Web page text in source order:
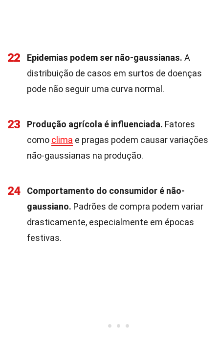
22 Epidemias podem ser não-gaussianas. A
distribuição de casos em surtos de doenças
pode não seguir uma curva normal.
23 Produção agrícola é influenciada. Fatores
como clima e pragas podem causar variações
não-gaussianas na produção.
24
Comportamento do consumidor é não-
gaussiano. Padrões de compra podem variar
drasticamente, especialmente em épocas
festivas.